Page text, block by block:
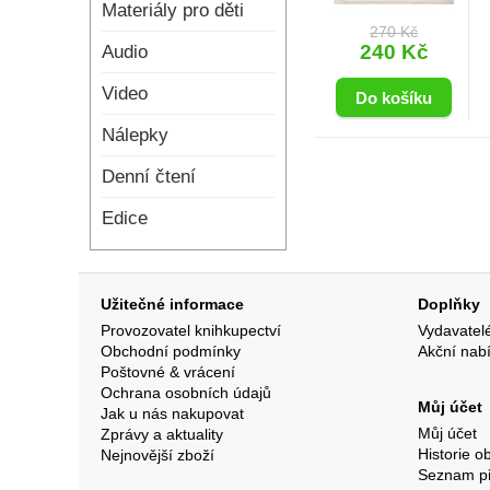
Materiály pro děti
Audio
Video
Nálepky
Denní čtení
Edice
270 Kč
240 Kč
Užitečné informace
Provozovatel knihkupectví
Obchodní podmínky
Poštovné & vrácení
Ochrana osobních údajů
Jak u nás nakupovat
Zprávy a aktuality
Nejnovější zboží
Doplňky
Akční
Můj účet
Můj účet
Historie
Seznam